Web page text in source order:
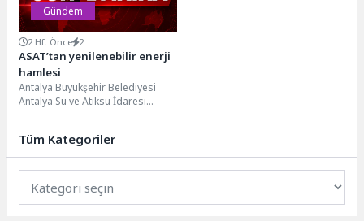
Gündem
2 Hf. Önce 2
ASAT’tan yenilenebilir enerji
hamlesi
Antalya Büyükşehir Belediyesi
Antalya Su ve Atıksu İdaresi
Tüm Kategoriler